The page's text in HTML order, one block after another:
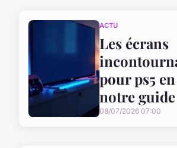
ACTU
Les écrans
pour ps5
notre guide
08/07/2026 07:00